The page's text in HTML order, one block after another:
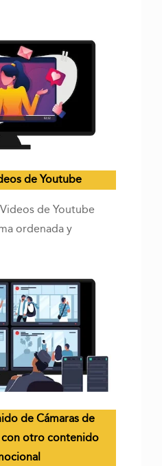
de Youtube
de Youtube
ordenada y
de Cámaras de
otro contenido